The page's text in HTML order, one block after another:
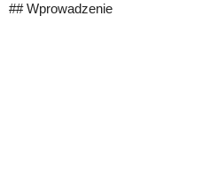
## Wprowadzenie